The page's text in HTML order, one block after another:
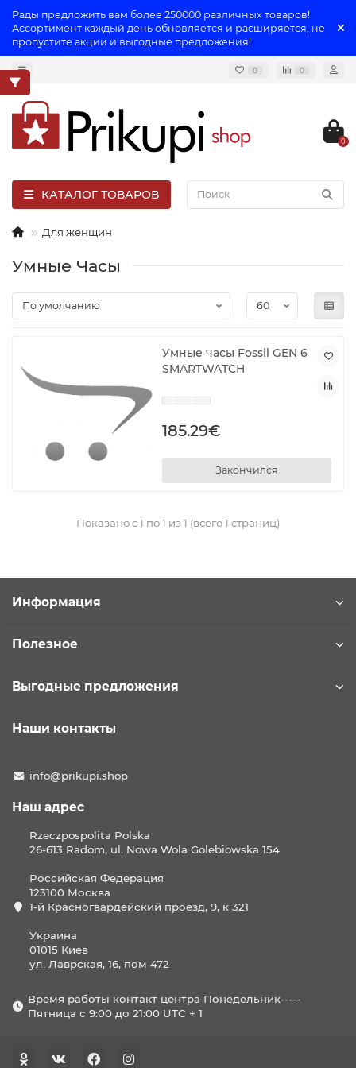
Рады предложить вам более 250000 различных товаров!
Ассортимент каждый день обновляется и расширяется, не
пропустите акции и выгодные предложения!
0 0
0
КАТАЛОГ ТОВАРОВ
Для женщин
Умные Часы
Умные часы Fossil GEN 6
SMARTWATCH
185.29€
Закончился
Показано с 1 по 1 из 1 (всего 1 страниц)
Информация
Полезное
Выгодные предложения
Наши контакты
info@prikupi.shop
Наш адрес
Rzeczpospolita Polska
26-613 Radom, ul. Nowa Wola Golebiowska 154
Российская Федерация
123100 Москва
1-й Красногвардейский проезд, 9, к 321
Украина
01015 Киев
ул. Лаврская, 16, пом 472
Время работы контакт центра Понедельник-----
Пятница с 9:00 до 21:00 UTC + 1